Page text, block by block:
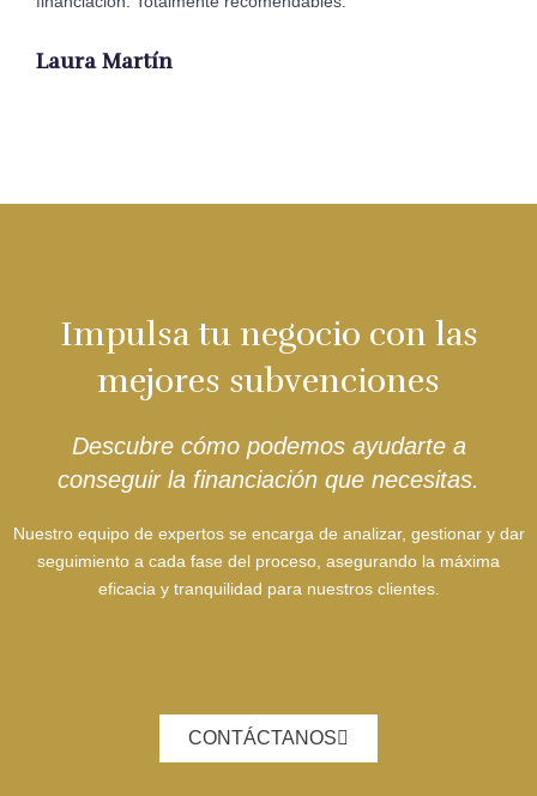
Laura Martín
Impulsa tu negocio con las
mejores subvenciones
Descubre cómo podemos ayudarte a
conseguir la financiación que necesitas.
Nuestro equipo de expertos se encarga de analizar, gestionar y dar
seguimiento a cada fase del proceso, asegurando la máxima
eficacia y tranquilidad para nuestros clientes.
CONTÁCTANOS